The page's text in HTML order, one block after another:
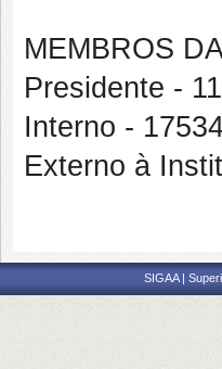
MEMBROS
Presidente -
Interno -
Externo à
SIGAA |